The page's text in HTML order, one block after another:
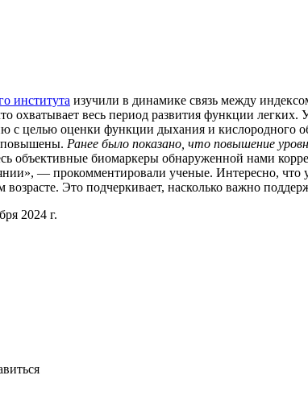
института изучили в динамике связь между
охватывает весь период развития функции
с целью оценки функции дыхания и кислородного
повышены. Ранее было показано, что повышение
объективные биомаркеры обнаруженной нами
— прокомментировали ученые. Интересно,
возрасте. Это подчеркивает, насколько важно
2024 г.